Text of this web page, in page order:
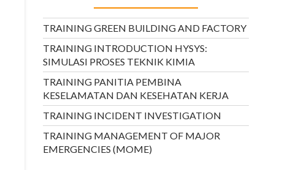
TRAINING GREEN BUILDING AND FACTORY
TRAINING INTRODUCTION HYSYS:
SIMULASI PROSES TEKNIK KIMIA
TRAINING PANITIA PEMBINA
KESELAMATAN DAN KESEHATAN KERJA
TRAINING INCIDENT INVESTIGATION
TRAINING MANAGEMENT OF MAJOR
EMERGENCIES (MOME)